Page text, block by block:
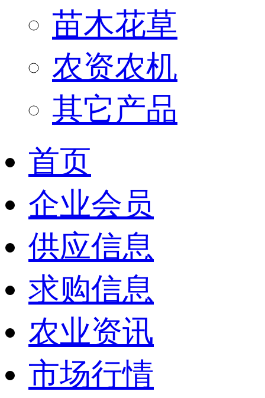
苗木花草
农资农机
其它产品
首页
企业会员
供应信息
求购信息
农业资讯
市场行情